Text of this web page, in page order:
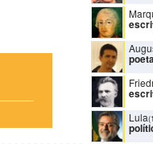
Lula